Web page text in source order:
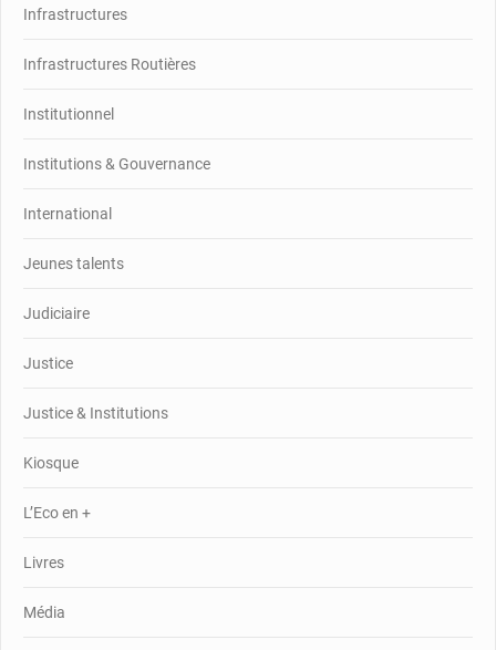
Infrastructures
Infrastructures Routières
Institutionnel
Institutions & Gouvernance
International
Jeunes talents
Judiciaire
Justice
Justice & Institutions
Kiosque
L’Eco en +
Livres
Média